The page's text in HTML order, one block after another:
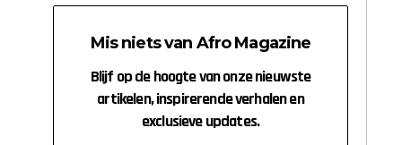
Mis niets van Afro Magazine
Blijf op de hoogte van onze nieuwste
artikelen, inspirerende verhalen en
exclusieve updates.